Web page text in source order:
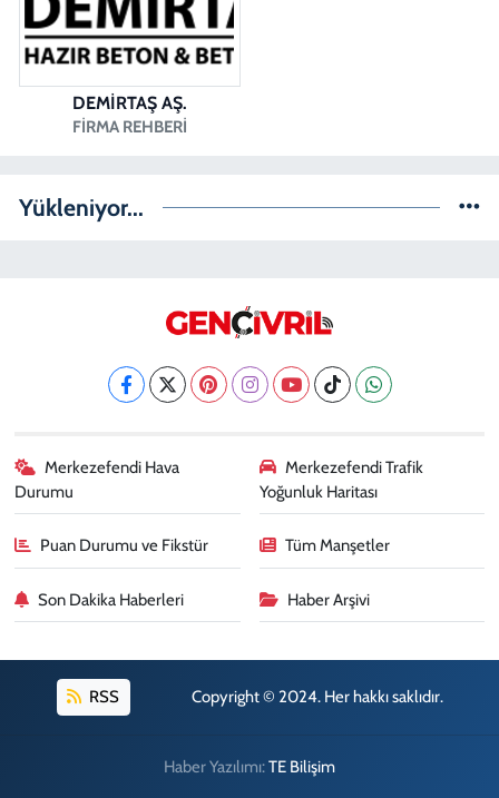
DEMİRTAŞ AŞ.
FIRMA REHBERI
Yükleniyor...
Merkezefendi Hava
Durumu
Merkezefendi Trafik
Yoğunluk Haritası
Puan Durumu ve Fikstür Tüm Manşetler
Son Dakika Haberleri Haber Arşivi
RSS Copyright © 2024. Her hakkı saklıdır.
Haber Yazılımı:TE Bilişim